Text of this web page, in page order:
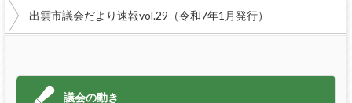
出雲市議会だより速報vol.29（令和7年1月発行）